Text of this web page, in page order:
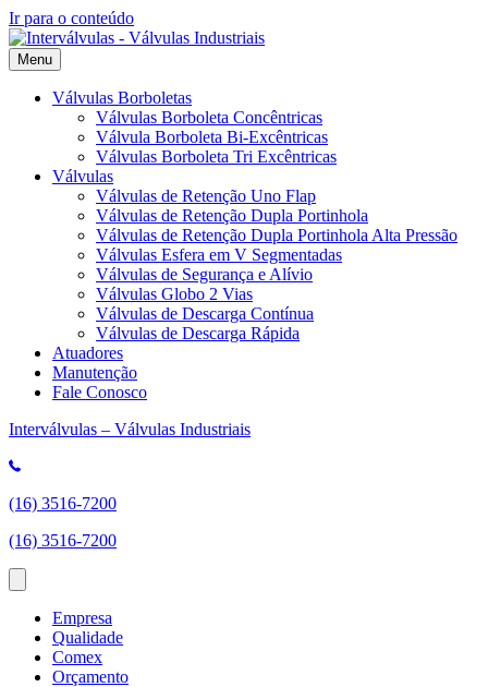
Ir para o conteúdo
Menu
Válvulas Borboletas
Válvulas Borboleta Concêntricas
Válvula Borboleta Bi-Excêntricas
Válvulas Borboleta Tri Excêntricas
Válvulas
Válvulas de Retenção Uno Flap
Válvulas de Retenção Dupla Portinhola
Válvulas de Retenção Dupla Portinhola Alta Pressão
Válvulas Esfera em V Segmentadas
Válvulas de Segurança e Alívio
Válvulas Globo 2 Vias
Válvulas de Descarga Contínua
Válvulas de Descarga Rápida
Atuadores
Manutenção
Fale Conosco
Interválvulas – Válvulas Industriais
(16) 3516-7200
(16) 3516-7200
Empresa
Qualidade
Comex
Orçamento